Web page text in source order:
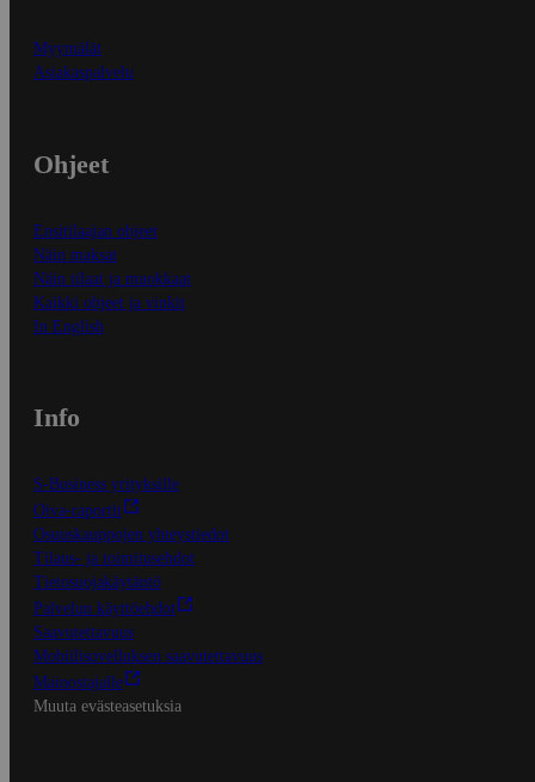
Myymälät
Asiakaspalvelu
Ohjeet
Ensitilaajan ohjeet
Näin maksat
Näin tilaat ja muokkaat
Kaikki ohjeet ja vinkit
In English
Info
S-Business yrityksille
Oiva-raportit
Osuuskauppojen yhteystiedot
Tilaus- ja toimitusehdot
Tietosuojakäytäntö
Palvelun käyttöehdot
Saavutettavuus
Mobiilisovelluksen saavutettavuus
Mainostajalle
Muuta evästeasetuksia